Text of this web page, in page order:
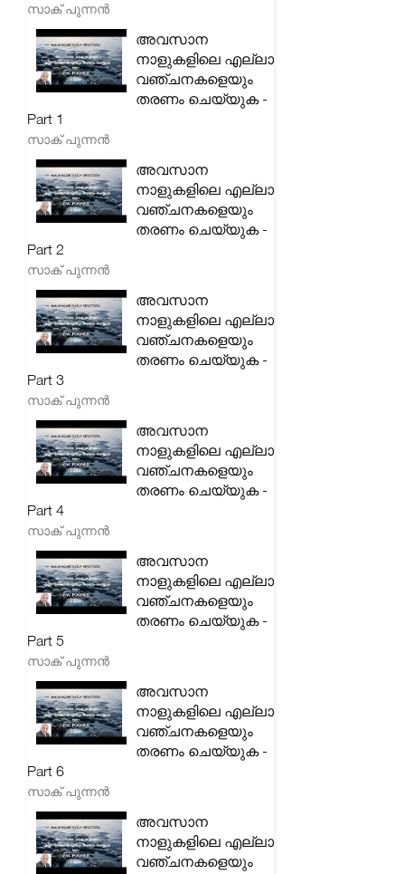
സാക് പുന്നൻ
അവസാന
നാളുകളിലെ എല്ലാ
വഞ്ചനകളെയും
തരണം ചെയ്യുക -
Part 1
സാക് പുന്നൻ
അവസാന
നാളുകളിലെ എല്ലാ
വഞ്ചനകളെയും
തരണം ചെയ്യുക -
Part 2
സാക് പുന്നൻ
അവസാന
നാളുകളിലെ എല്ലാ
വഞ്ചനകളെയും
തരണം ചെയ്യുക -
Part 3
സാക് പുന്നൻ
അവസാന
നാളുകളിലെ എല്ലാ
വഞ്ചനകളെയും
തരണം ചെയ്യുക -
Part 4
സാക് പുന്നൻ
അവസാന
നാളുകളിലെ എല്ലാ
വഞ്ചനകളെയും
തരണം ചെയ്യുക -
Part 5
സാക് പുന്നൻ
അവസാന
നാളുകളിലെ എല്ലാ
വഞ്ചനകളെയും
തരണം ചെയ്യുക -
Part 6
സാക് പുന്നൻ
അവസാന
നാളുകളിലെ എല്ലാ
വഞ്ചനകളെയും